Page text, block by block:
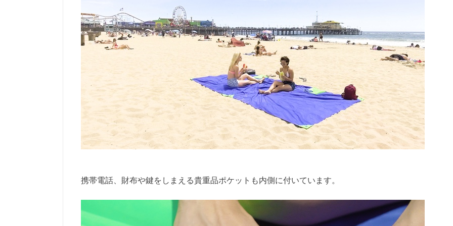
携帯電話、財布や鍵をしまえる貴重品ポケットも内側に付いています。